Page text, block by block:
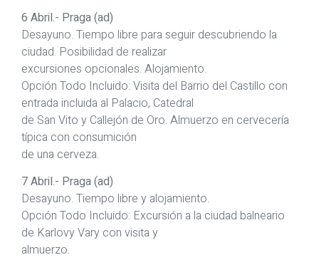
6 Abril.- Praga (ad)
Desayuno. Tiempo libre para seguir descubriendo la
ciudad. Posibilidad de realizar
excursiones opcionales. Alojamiento.
Opción Todo Incluido: Visita del Barrio del Castillo con
entrada incluida al Palacio, Catedral
de San Vito y Callejón de Oro. Almuerzo en cervecería
típica con consumición
de una cerveza.
7 Abril.- Praga (ad)
Desayuno. Tiempo libre y alojamiento.
Opción Todo Incluido: Excursión a la ciudad balneario
de Karlovy Vary con visita y
almuerzo.